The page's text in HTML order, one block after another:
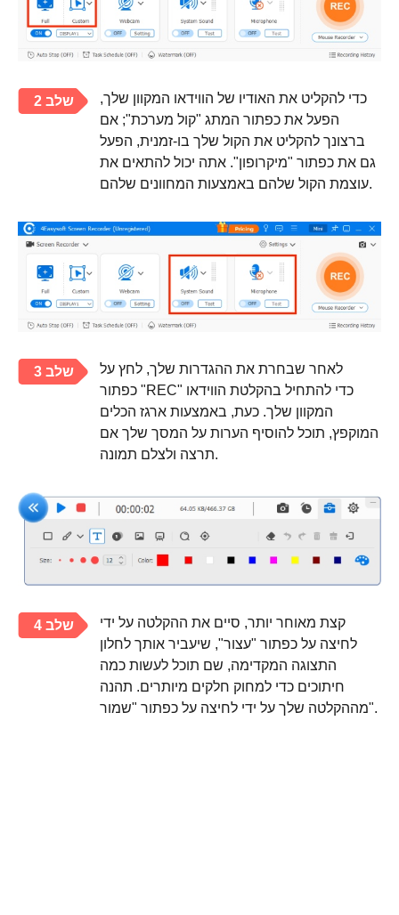
שלב 2
כדי להקליט את האודיו של הווידאו המקוון שלך,
הפעל את כפתור המתג "קול מערכת"; אם
ברצונך להקליט את הקול שלך בו-זמנית, הפעל
גם את כפתור "מיקרופון". אתה יכול להתאים את
עוצמת הקול שלהם באמצעות המחוונים שלהם.
שלב 3
לאחר שבחרת את ההגדרות שלך, לחץ על
כפתור "REC" כדי להתחיל בהקלטת הווידאו
המקוון שלך. כעת, באמצעות ארגז הכלים
המוקפץ, תוכל להוסיף הערות על המסך שלך אם
תרצה ולצלם תמונה.
שלב 4
קצת מאוחר יותר, סיים את ההקלטה על ידי
לחיצה על כפתור "עצור", שיעביר אותך לחלון
התצוגה המקדימה, שם תוכל לעשות כמה
חיתוכים כדי למחוק חלקים מיותרים. תהנה
מההקלטה שלך על ידי לחיצה על כפתור "שמור".